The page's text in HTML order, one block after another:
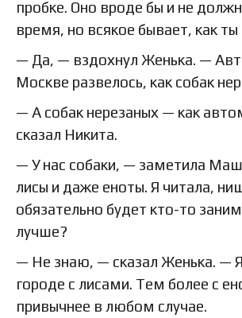
пробке. Оно вроде бы и не
время, но всякое бывает, как
— Да, — вздохнул Женька. —
Москве развелось, как собак
— А собак нерезаных — как
сказал Никита.
— У нас собаки, — заметила
лисы и даже еноты. Я читала,
обязательно будет кто-то
лучше?
— Не знаю, — сказал Женька. —
городе с лисами. Тем более с
привычнее в любом случае.